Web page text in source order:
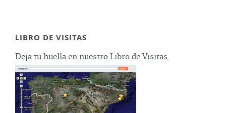
LIBRO DE VISITAS
Deja tu huella en nuestro Libro de Visitas.